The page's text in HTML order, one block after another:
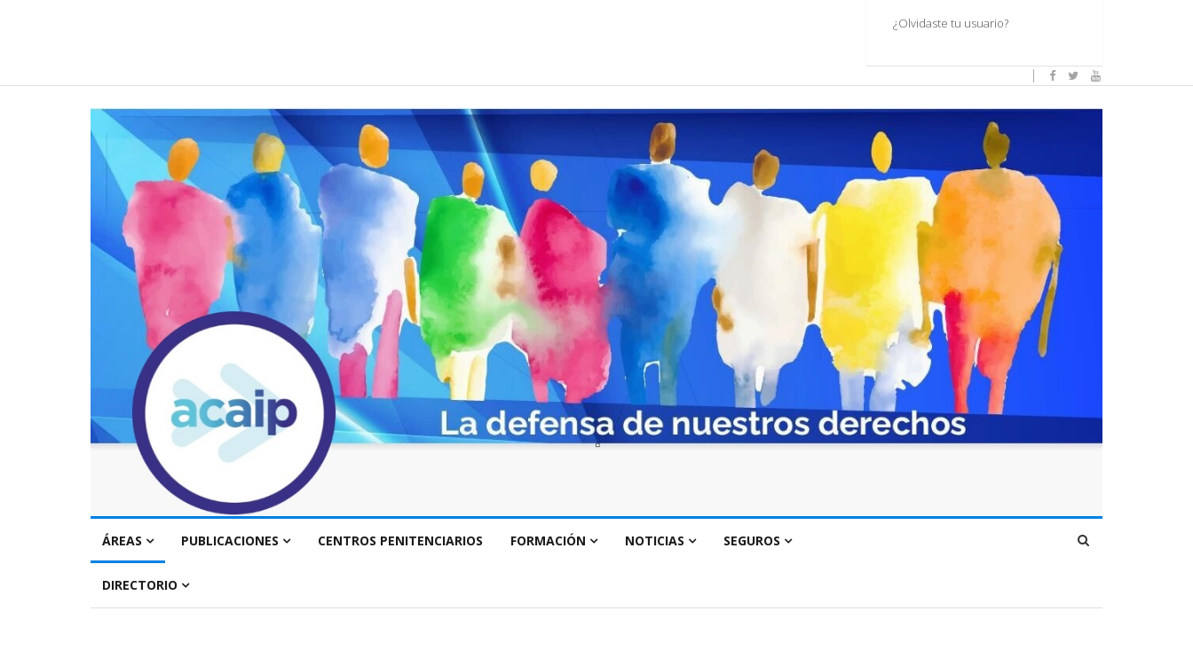
¿Olvidaste tu usuario?
ÁREAS PUBLICACIONES CENTROS PENITENCIARIOS FORMACIÓN NOTICIAS SEGUROS
DIRECTORIO